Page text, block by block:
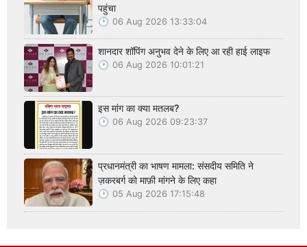
पहुंचा
06 Aug 2026 13:33:04
शानदार शॉपिंग अनुभव देने के लिए आ रही हाई लाइफ
06 Aug 2026 10:01:21
इस मांग का क्या मतलब?
06 Aug 2026 09:23:37
प्रधानमंत्री का भाषण मामला: संसदीय समिति ने
ज़करबर्ग को माफ़ी मांगने के लिए कहा
05 Aug 2026 17:15:48